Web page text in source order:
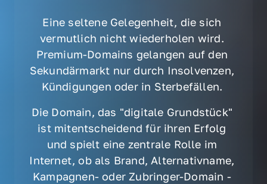
Eine seltene Gelegenheit, die sich
vermutlich nicht wiederholen wird.
Premium-Domains gelangen auf den
Sekundärmarkt nur durch Insolvenzen,
Kündigungen oder in Sterbefällen.
Die Domain, das "digitale Grundstück"
ist mitentscheidend für ihren Erfolg
und spielt eine zentrale Rolle im
Internet, ob als Brand, Alternativname,
Kampagnen- oder Zubringer-Domain -